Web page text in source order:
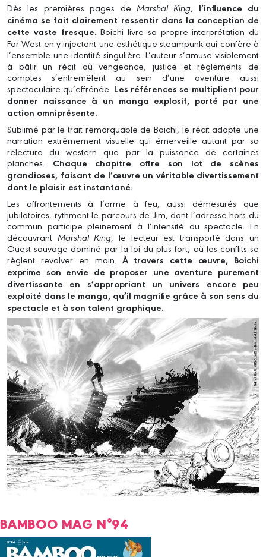
Dès les premières pages de Marshal King, l’influence du
cinéma se fait clairement ressentir dans la conception de
cette vaste fresque. Boichi livre sa propre interprétation du
Far West en y injectant une esthétique steampunk qui confère à
l’ensemble une identité singulière. L’auteur s’amuse visiblement
à bâtir un récit où vengeance, justice et règlements de
comptes s’entremêlent au sein d’une aventure aussi
spectaculaire qu’effrénée. Les références se multiplient pour
donner naissance à un manga explosif, porté par une
action omniprésente.
Sublimé par le trait remarquable de Boichi, le récit adopte une
narration extrêmement visuelle qui émerveille autant par sa
relecture du western que par la puissance de certaines
planches. Chaque chapitre offre son lot de scènes
grandioses, faisant de l’œuvre un véritable divertissement
dont le plaisir est instantané.
Les affrontements à l’arme à feu, aussi démesurés que
jubilatoires, rythment le parcours de Jim, dont l’adresse hors du
commun participe pleinement à l’intensité du spectacle. En
découvrant Marshal King, le lecteur est transporté dans un
Ouest sauvage dominé par la loi du plus fort, où les conflits se
règlent revolver en main. À travers cette œuvre, Boichi
exprime son envie de proposer une aventure purement
divertissante en s’appropriant un univers encore peu
exploité dans le manga, qu’il magnifie grâce à son sens du
spectacle et à son talent graphique.
BAMBOO MAG N°94